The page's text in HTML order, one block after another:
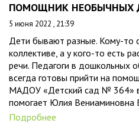
ПОМОЩНИК НЕОБЫЧНЫХ
5 июня 2022 , 21:39
Дети бывают разные. Кому-то
коллективе, а у кого-то есть
речи. Педагоги в дошкольных
всегда готовы прийти на
МАДОУ «Детский сад № 364»
помогает Юлия Вениаминовна
Подробнее